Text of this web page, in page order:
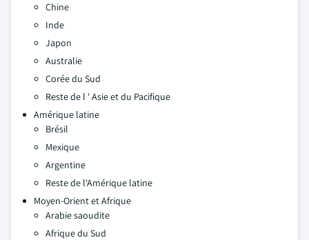
Chine
Inde
Japon
Australie
Corée du Sud
Reste de l ' Asie et du Pacifique
Amérique latine
Brésil
Mexique
Argentine
Reste de l'Amérique latine
Moyen-Orient et Afrique
Arabie saoudite
Afrique du Sud